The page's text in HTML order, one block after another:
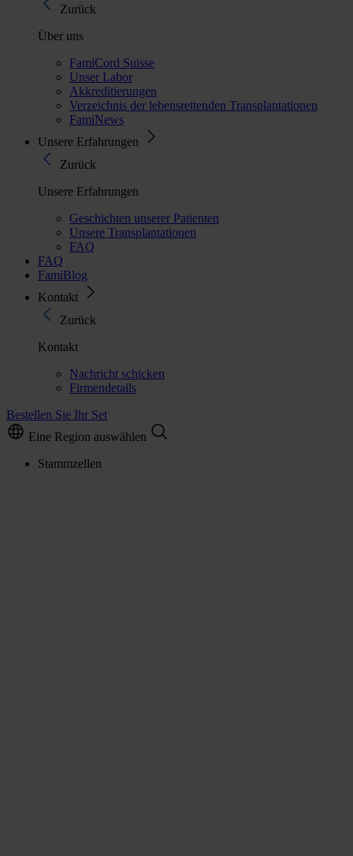
Zurück
Über uns
FamiCord Suisse
Unser Labor
Akkreditierungen
Verzeichnis der lebensrettenden Transplantationen
FamiNews
Unsere Erfahrungen
Zurück
Unsere Erfahrungen
Geschichten unserer Patienten
Unsere Transplantationen
FAQ
FAQ
FamiBlog
Kontakt
Zurück
Kontakt
Nachricht schicken
Firmendetails
Bestellen Sie Ihr Set
Eine Region auswählen
Stammzellen